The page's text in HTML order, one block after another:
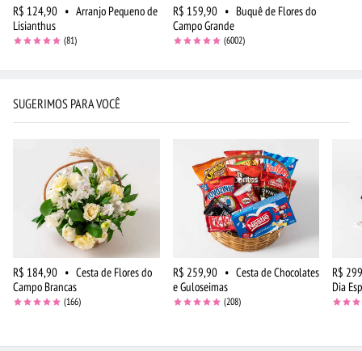
R$ 124,90 • Arranjo Pequeno de
Lisianthus
(81)
R$ 159,90 • Buquê de Flores do
Campo Grande
(6002)
SUGERIMOS PARA VOCÊ
R$ 184,90 • Cesta de Flores do
Campo Brancas
(166)
R$ 259,90 • Cesta de Chocolates
e Guloseimas
(208)
R$
Dia